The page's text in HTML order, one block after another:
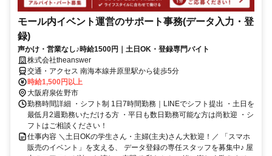
モール内イベント運営のサポート事務(データ入力・登
録)
声かけ・営業なし♪時給1500円｜土日OK・登録専門バイト
株式会社theanswer
交通・アクセス 南海本線井原里駅から徒歩5分
時給1,500円以上
大阪府泉佐野市
勤務時間詳細 ・シフト制 1日7時間勤務｜LINEでシフト提出 ・土日を
最低月2週勤務いただける方 ・平日も数日勤務可能な方は尚歓迎 ・シ
フトはご相談ください！
仕事内容 ＼土日OKの学生さん・主婦(主夫)さん大歓迎！／ 「スマホ
販売のイベント」を支える、 データ登録の専任スタッフを募集中♪ 屋